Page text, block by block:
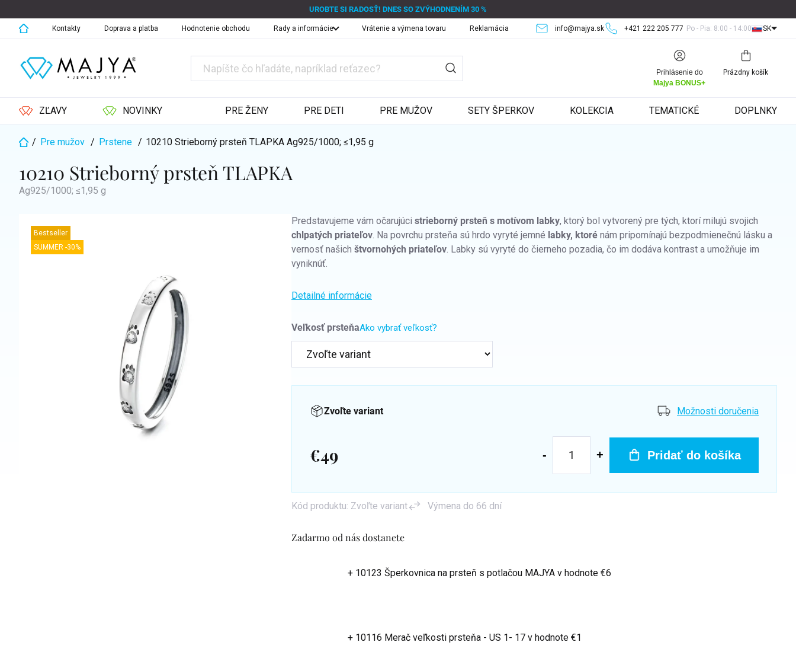
na
obsah
UROBTE SI RADOSŤ! DNES SO ZVÝHODNENÍM 30 %
+421 222 205 777 Po - Pia: 8:00 - 14:00
info@majya.sk
Kontakty Doprava a platba Hodnotenie obchodu Rady a informácie Vrátenie a výmena tovaru Reklamácia SK
Prihlásenie do
Majya BONUS+
Nákupný
košík
Prázdny košík
ZĽAVY NOVINKY PRE ŽENY PRE DETI PRE MUŽOV SETY ŠPERKOV KOLEKCIA TEMATICKÉ DOPLNKY
Domov
/ Pre mužov / Prstene / 10210 Strieborný prsteň TLAPKAAg925/1000; ≤1,95 g
10210 Strieborný prsteň TLAPKA
Ag925/1000; ≤1,95 g
Bestseller
SUMMER -30%
Veľkosť prsteňaAko vybrať veľkosť?
Zadarmo od nás dostanete
+ 10123 Šperkovnica na prsteň s potlačou MAJYA v hodnote €6
+ 10116 Merač veľkosti prsteňa - US 1- 17 v hodnote €1
Predstavujeme vám očarujúci strieborný prsteň s motívom labky, ktorý bol vytvorený pre tých, ktorí milujú svojich
chlpatých priateľov. Na povrchu prsteňa sú hrdo vyryté jemné labky, ktoré nám pripomínajú bezpodmienečnú lásku a
vernosť našich štvornohých priateľov. Labky sú vyryté do čierneho pozadia, čo im dodáva kontrast a umožňuje im
vyniknúť.
Detailné informácie
Zvoľte variant Možnosti doručenia
€49 Pridať do košíka
Kód produktu: Zvoľte variant Výmena do 66 dní